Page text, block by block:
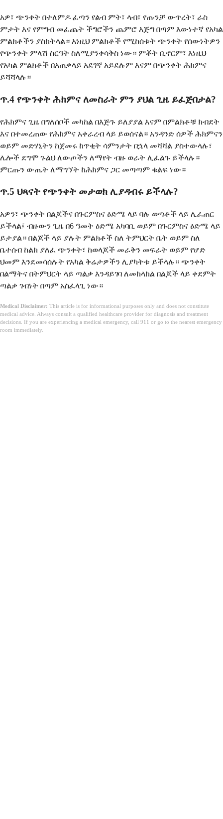
አዎ፣ ጭንቀት በተለምዶ ፈጣን የልብ ምት፣ ላብ፣ የጡንቻ ውጥረት፣ ራስ
ምታት እና የምግብ መፈጨት ችግሮችን ጨምሮ እጅግ በጣም እውነተኛ የአካል
ምልክቶችን ያስከትላል። እነዚህ ምልክቶች የሚከሰቱት ጭንቀት የሰውነትዎን
የጭንቀት ምላሽ ስርዓት ስለሚያንቀሳቅስ ነው። ምቾት ቢኖርም፣ እነዚህ
የአካል ምልክቶች በአጠቃላይ አደገኛ አይደሉም እናም በጭንቀት ሕክምና
ይሻሻላሉ።
ጥ.4 የጭንቀት ሕክምና ለመስራት ምን ያህል ጊዜ ይፈጅበታል?
የሕክምና ጊዜ በግለሰቦች መካከል በእጅጉ ይለያያል እናም በምልክቶቹ ክብደት
እና በተመረጠው የሕክምና አቀራረብ ላይ ይወሰናል። አንዳንድ ሰዎች ሕክምናን
ወይም መድሃኒትን ከጀመሩ ከጥቂት ሳምንታት በኋላ መሻሻል ያስተውላሉ፣
ሌሎች ደግሞ ጉልህ ለውጦችን ለማየት ብዙ ወራት ሊፈልጉ ይችላሉ።
ምርጡን ውጤት ለማግኘት ከሕክምና ጋር መጣጣም ቁልፍ ነው።
ጥ.5 ህጻናት የጭንቀት መታወክ ሊያዳብሩ ይችላሉ?
አዎን፣ ጭንቀት በልጆችና በጉርምስና ዕድሜ ላይ ባሉ ወጣቶች ላይ ሊፈጠር
ይችላል፤ ብዙውን ጊዜ በ6 ዓመት ዕድሜ አካባቢ ወይም በጉርምስና ዕድሜ ላይ
ይታያል። በልጆች ላይ ያሉት ምልክቶች ስለ ትምህርት ቤት ወይም ስለ
ቤተሰብ ከልክ ያለፈ ጭንቀት፣ ከወላጆች መራቅን መፍራት ወይም የሆድ
ህመም እንደመሳሰሉት የአካል ቅሬታዎችን ሊያካትቱ ይችላሉ። ጭንቀት
በልማትና በትምህርት ላይ ጣልቃ እንዳይገባ ለመከላከል በልጆች ላይ ቀደምት
ጣልቃ ገብነት በጣም አስፈላጊ ነው።
Medical Disclaimer: This article is for informational purposes only and does not constitute
medical advice. Always consult a qualified healthcare provider for diagnosis and treatment
decisions. If you are experiencing a medical emergency, call 911 or go to the nearest emergency
room immediately.